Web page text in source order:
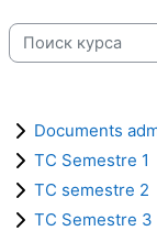
Поиск курса
Documents
TC Semestre 1
TC semestre 2
TC Semestre 3